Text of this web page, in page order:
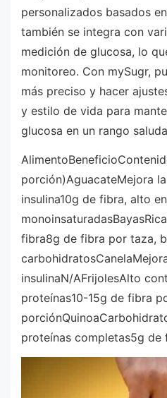
personalizados basados
también se integra con
medición de glucosa, lo
monitoreo. Con mySugr,
más preciso y hacer
y estilo de vida para
glucosa en un rango
porción)AguacateMejora
insulina10g de fibra, alto
fibra8g de fibra por taza,
insulinaN/AFrijolesAlto
proteínas10-15g de fibra
proteínas completas5g de